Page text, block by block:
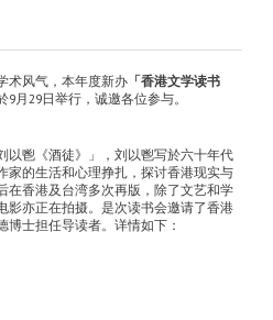
术风气，本年度新办 「香港文学读书
9月 29日举行，诚邀各位参与。
以鬯《酒徒》」，刘以鬯写於六十年代
家的生活和心理挣扎，探讨香港现实与
在香港及台湾多次再版，除了文艺和学
影亦正在拍摄。是次读书会邀请了香港
士担任导读者。详情如下：